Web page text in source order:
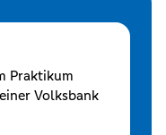
Praktikum
Volksbank